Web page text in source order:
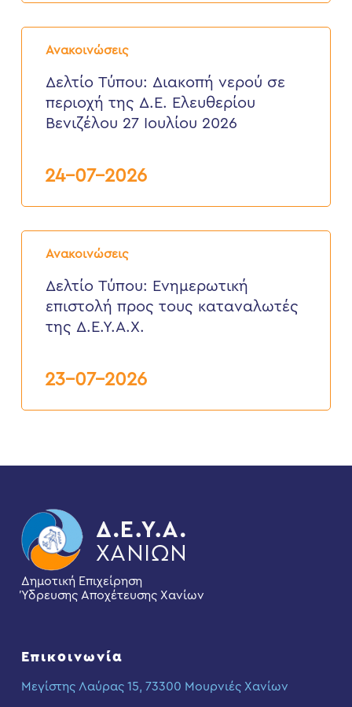
έως
2026Ανακοινώσεις
Δελτίο
Τύπου:
νερού
περιοχή
2026
Δελτίο Τύπου: Διακοπή νερού σε
περιοχή της Δ.Ε. Ελευθερίου
Βενιζέλου 27 Ιουλίου 2026
24-07-2026
Ανακοινώσεις
Δελτίο
Τύπου:
επιστολή
προς
τους
καταναλωτές
Δελτίο Τύπου: Eνημερωτική
επιστολή προς τους καταναλωτές
της Δ.Ε.Υ.Α.Χ.
23-07-2026
Δημοτική Επιχείρηση
Ύδρευσης Αποχέτευσης Χανίων
Επικοινωνία
Μεγίστης Λαύρας 15, 73300 Μουρνιές Χανίων